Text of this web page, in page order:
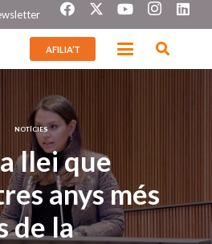
AFILIA’T
NOTÍCIES
llei que
anys més
de la